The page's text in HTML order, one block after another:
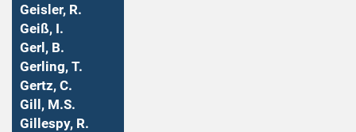
Geisler, R.
Geiß, I.
Gerl, B.
Gerling, T.
Gertz, C.
Gill, M.S.
Gillespy, R.